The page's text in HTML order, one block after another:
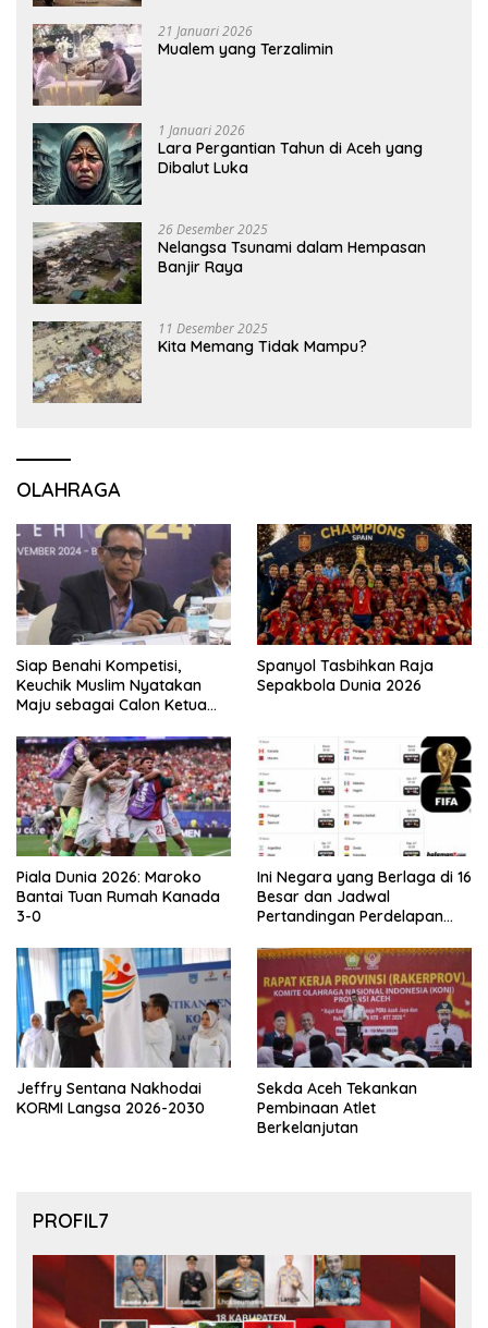
21 Januari 2026
Mualem yang Terzalimin
1 Januari 2026
Lara Pergantian Tahun di Aceh yang
Dibalut Luka
26 Desember 2025
Nelangsa Tsunami dalam Hempasan
Banjir Raya
11 Desember 2025
Kita Memang Tidak Mampu?
OLAHRAGA
Siap Benahi Kompetisi,
Keuchik Muslim Nyatakan
Maju sebagai Calon Ketua
Spanyol Tasbihkan Raja
Sepakbola Dunia 2026
Piala Dunia 2026: Maroko
Bantai Tuan Rumah Kanada
3-0
Ini Negara yang Berlaga di 16
Besar dan Jadwal
Pertandingan Perdelapan
Jeffry Sentana Nakhodai
KORMI Langsa 2026-2030
Sekda Aceh Tekankan
Pembinaan Atlet
Berkelanjutan
PROFIL7